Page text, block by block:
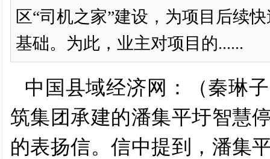
区“司机之家”建设，为项目后续
基础。为此，业主对项目的......
中国县域经济网： （秦琳子
筑集团承建的潘集平圩智慧
的表扬信。信中提到，潘集